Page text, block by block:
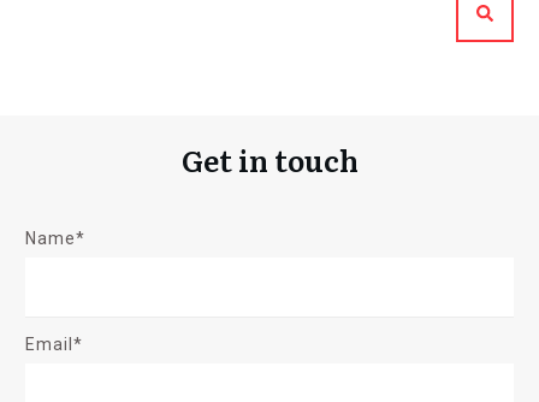
Get in touch
Name*
Email*